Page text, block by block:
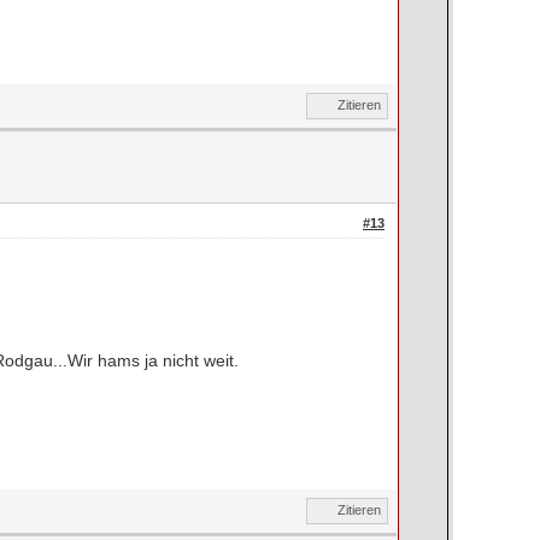
Zitieren
#13
hams ja nicht weit.
Zitieren